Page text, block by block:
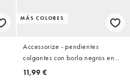
MÁS COLORES
Accessorize - pendientes
colgantes con borla negros en
plata
11,99 €